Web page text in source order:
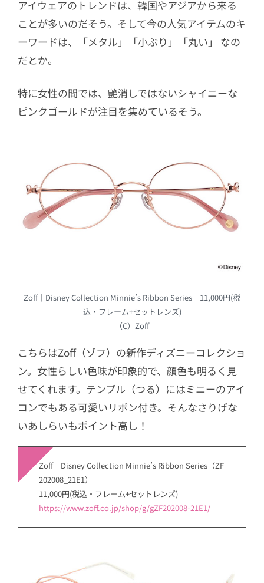
アイウェアのトレンドは、韓国やアジアから来る
ことが多いのだそう。そして今の人気アイテムのキ
ーワードは、「メタル」「小ぶり」「丸い」 なの
だとか。
特に女性の間では、艶消しではないシャイニーな
ピンクゴールドが注目を集めているそう。
Zoff｜Disney Collection Minnie’s Ribbon Series 11,000円(税
込・フレーム+セットレンズ)
（C）Zoff
こちらはZoff（ゾフ）の新作ディズニーコレクショ
ン。女性らしい色味が印象的で、顔色も明るく見
せてくれます。テンプル（つる）にはミニーのアイ
コンでもある可愛いリボン付き。そんなさりげな
いあしらいもポイント高し！
Zoff｜Disney Collection Minnie’s Ribbon Series（ZF
202008_21E1）
11,000円(税込・フレーム+セットレンズ)
https://www.zoff.co.jp/shop/g/gZF202008-21E1/